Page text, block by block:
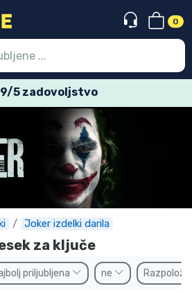
0
5 zadovoljstvo
Joker izdelki darila
za ključe
priljubljena ne
Registracija